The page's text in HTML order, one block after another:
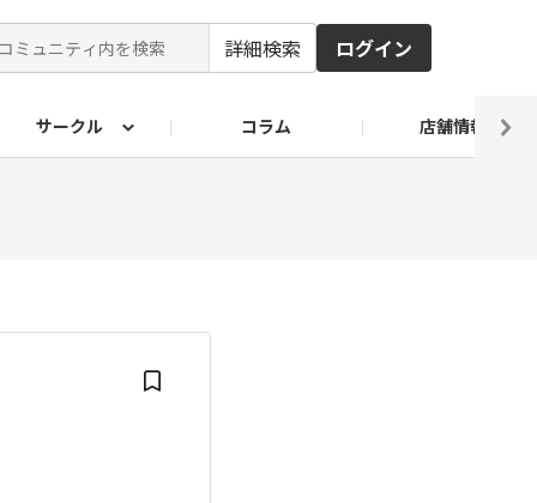
詳細検索 ログイン
サークル コラム 店舗情報